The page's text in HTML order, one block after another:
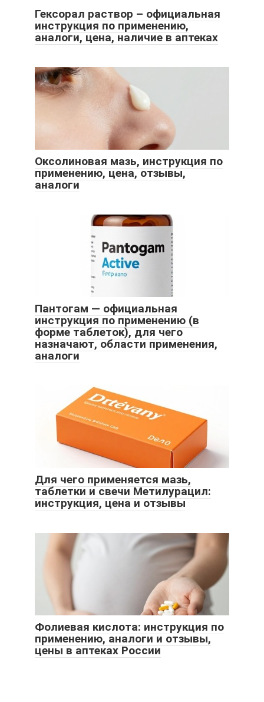
Гексорал раствор – официальная
инструкция по применению,
аналоги, цена, наличие в аптеках
Оксолиновая мазь, инструкция по
применению, цена, отзывы,
аналоги
Пантогам — официальная
инструкция по применению (в
форме таблеток), для чего
назначают, области применения,
аналоги
Для чего применяется мазь,
таблетки и свечи Метилурацил:
инструкция, цена и отзывы
Фолиевая кислота: инструкция по
применению, аналоги и отзывы,
цены в аптеках России